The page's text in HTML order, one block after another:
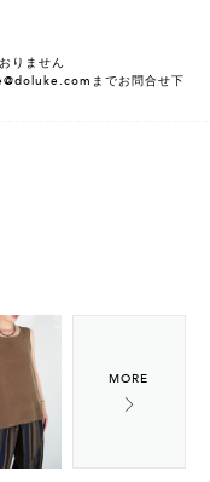
りません
までお問合せ下